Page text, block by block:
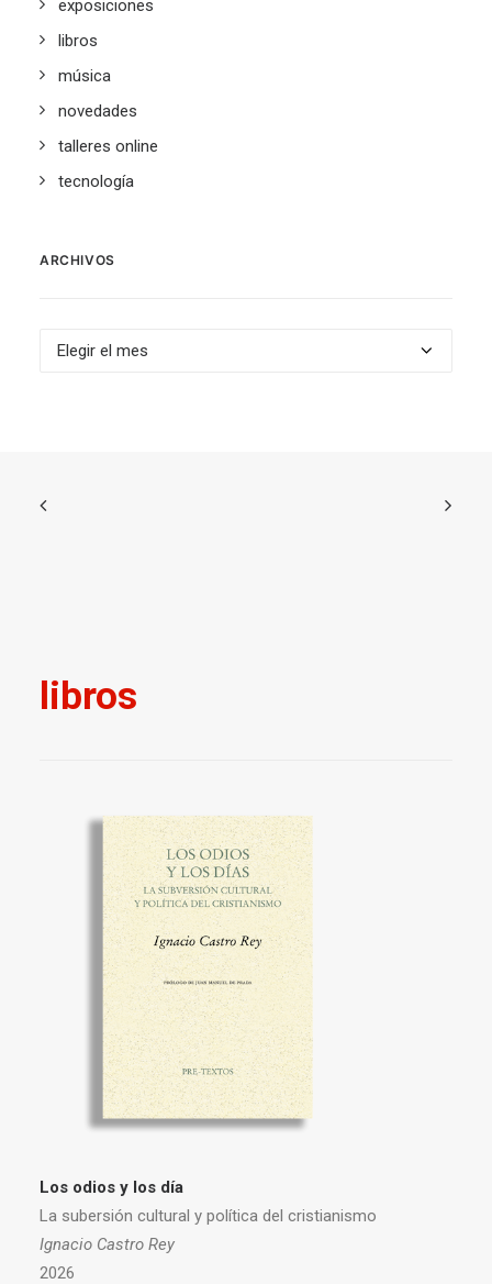
exposiciones
libros
música
novedades
talleres online
tecnología
ARCHIVOS
Archivos
libros
Los odios y los día
La subersión cultural y política del cristianismo
Ignacio Castro Rey
2026